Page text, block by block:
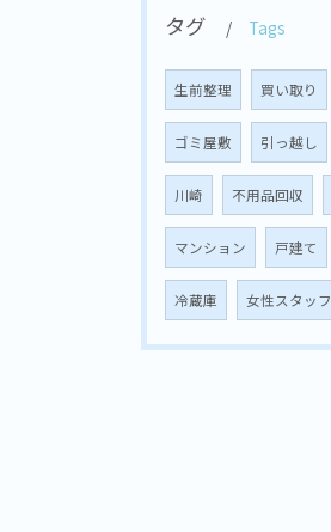
タグ Tags
生前整理 買い取り
ゴミ屋敷 引っ越し
川崎 不用品回収
マンション 戸建て
冷蔵庫 女性スタッフ